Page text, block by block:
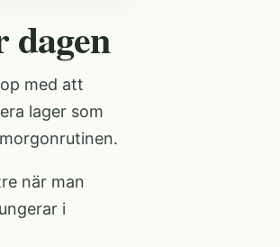
dagen
med att
lager som
när man
i